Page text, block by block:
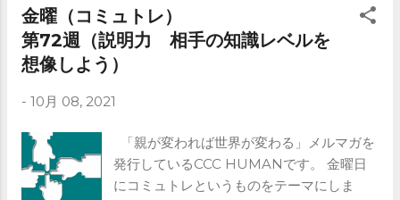
がります。 子供は急には育ちません。 毎日
継続していくことが大事と思います。 土日
に振り返っていただき、次の水曜日にその
結果を共有します。 みんなで振り返ること
で、やる気もでてきます。 ご興味ある方は
human.com/mail-magazine
金曜（コミュトレ）
第72週（説明力 相手の知識レベルを
想像しよう）
- 10月 08, 2021
「親が変われば世界が変わる」メルマガを
発行しているCCC HUMANです。 金曜日
にコミュトレというものをテーマにしま